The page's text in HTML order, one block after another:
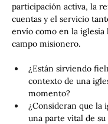
participación activa, la
cuentas y el servicio
envío como en la iglesia
campo misionero.
¿Están sirviendo
contexto de una
momento?
¿Consideran que la
una parte vital de su